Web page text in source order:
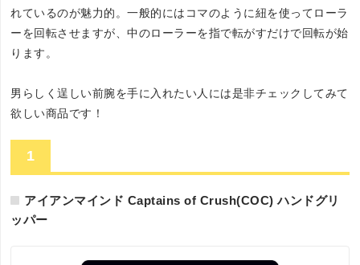
れているのが魅力的。一般的にはコマのように紐を使ってローラ
ーを回転させますが、中のローラーを指で転がすだけで回転が始
ります。
男らしく逞しい前腕を手に入れたい人には是非チェックしてみて
欲しい商品です！
1
アイアンマインド Captains of Crush(COC) ハンドグリ
ッパー